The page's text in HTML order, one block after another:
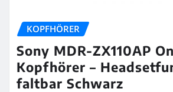
KOPFHÖRER
Sony MDR-ZX110AP
Kopfhörer –
faltbar Schwarz